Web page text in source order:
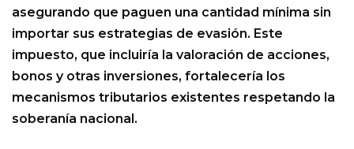
asegurando que paguen una cantidad mínima sin
importar sus estrategias de evasión. Este
impuesto, que incluiría la valoración de acciones,
bonos y otras inversiones, fortalecería los
mecanismos tributarios existentes respetando la
soberanía nacional.